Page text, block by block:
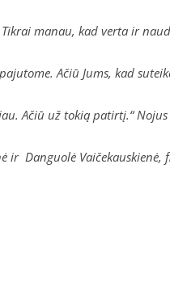
manau, kad verta ir
Ačiū Jums, kad
Ačiū už tokią patirtį.“ Nojus
Danguolė Vaičekauskienė,